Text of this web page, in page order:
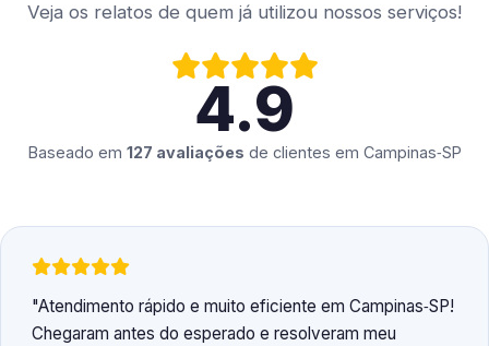
Veja os relatos de quem já utilizou nossos serviços!
4.9
Baseado em 127 avaliações de clientes em Campinas‑SP
Atendimento rápido e muito eficiente em Campinas‑SP!
Chegaram antes do esperado e resolveram meu